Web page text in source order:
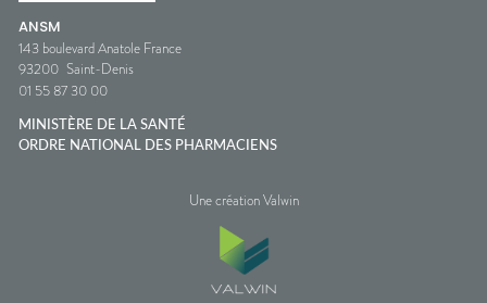
ANSM
143 boulevard Anatole France
93200 Saint-Denis
01 55 87 30 00
MINISTÈRE DE LA SANTÉ
ORDRE NATIONAL DES PHARMACIENS
Une création Valwin